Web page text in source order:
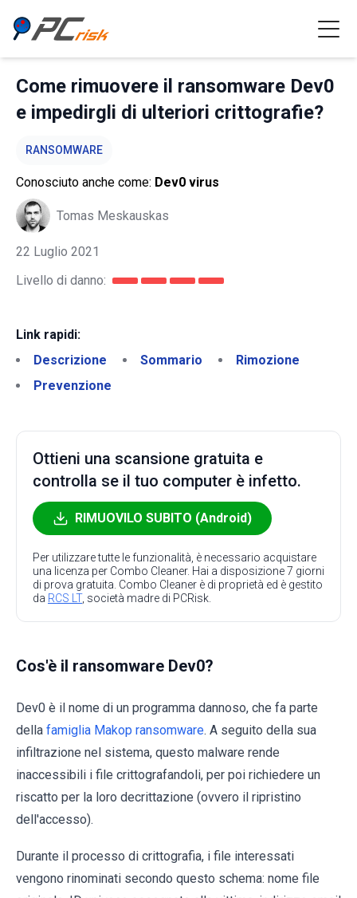
Come rimuovere il ransomware Dev0
e impedirgli di ulteriori crittografie?
RANSOMWARE
Conosciuto anche come: Dev0 virus
Tomas Meskauskas
22 Luglio 2021
Livello di danno:
Link rapidi:
Descrizione
Sommario
Rimozione
Prevenzione
Ottieni una scansione gratuita e
controlla se il tuo computer è infetto.
RIMUOVILO SUBITO (Android)
Per utilizzare tutte le funzionalità, è necessario acquistare
una licenza per Combo Cleaner. Hai a disposizione 7 giorni
di prova gratuita. Combo Cleaner è di proprietà ed è gestito
da RCS LT, società madre di PCRisk.
Cos'è il ransomware Dev0?
Dev0 è il nome di un programma dannoso, che fa parte
della famiglia Makop ransomware. A seguito della sua
infiltrazione nel sistema, questo malware rende
inaccessibili i file crittografandoli, per poi richiedere un
riscatto per la loro decrittazione (ovvero il ripristino
dell'accesso).
Durante il processo di crittografia, i file interessati
vengono rinominati secondo questo schema: nome file